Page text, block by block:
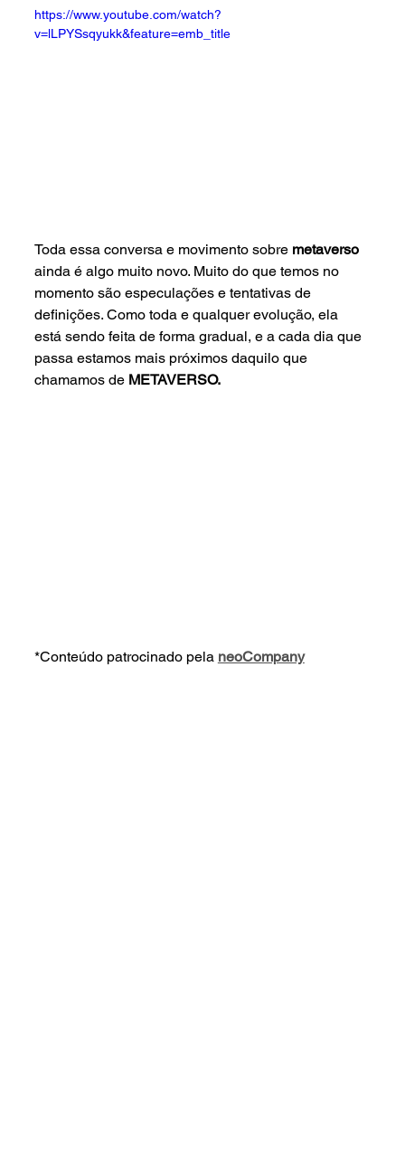
https://www.youtube.com/watch?
v=lLPYSsqyukk&feature=emb_title
Toda essa conversa e movimento sobre metaverso
ainda é algo muito novo. Muito do que temos no
momento são especulações e tentativas de
definições. Como toda e qualquer evolução, ela
está sendo feita de forma gradual, e a cada dia que
passa estamos mais próximos daquilo que
chamamos de METAVERSO.
*Conteúdo patrocinado pela neoCompany